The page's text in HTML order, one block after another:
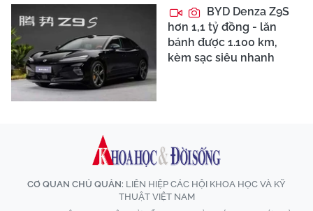
BYD Denza Z9S
hơn 1,1 tỷ đồng - lăn
bánh được 1.100 km,
kèm sạc siêu nhanh
CƠ QUAN CHỦ QUẢN: LIÊN HIỆP CÁC HỘI KHOA HỌC VÀ KỸ
THUẬT VIỆT NAM